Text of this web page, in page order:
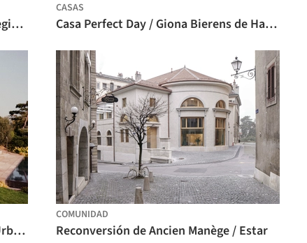
Transformación de un granero protegido / Simon Durand architecte
CASAS
Casa Perfect Day / Giona Bierens de Haan Architectures
Villa Bellevue / G8A Architecture & Urban Planning
COMUNIDAD
Reconversión de Ancien Manège / Estar